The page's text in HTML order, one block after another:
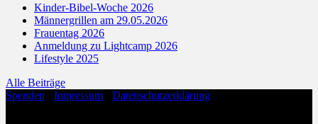
Kinder-Bibel-Woche 2026
Männergrillen am 29.05.2026
Frauentag 2026
Anmeldung zu Lightcamp 2026
Lifestyle 2025
Alle Beiträge
Spenden
Impressum
Datenschutzerklärung